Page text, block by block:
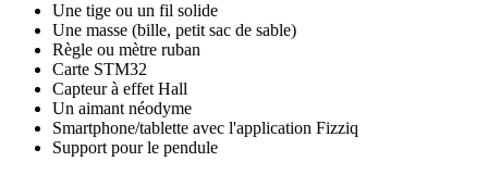
Une tige ou un fil solide
Une masse (bille, petit sac de sable)
Règle ou mètre ruban
Carte STM32
Capteur à effet Hall
Un aimant néodyme
Smartphone/tablette avec l'application Fizziq
Support pour le pendule